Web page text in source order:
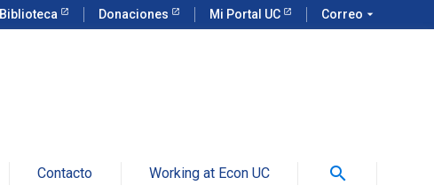
Biblioteca Donaciones Mi Portal UC Correo arrow_drop_down
Contacto Working at Econ UC search